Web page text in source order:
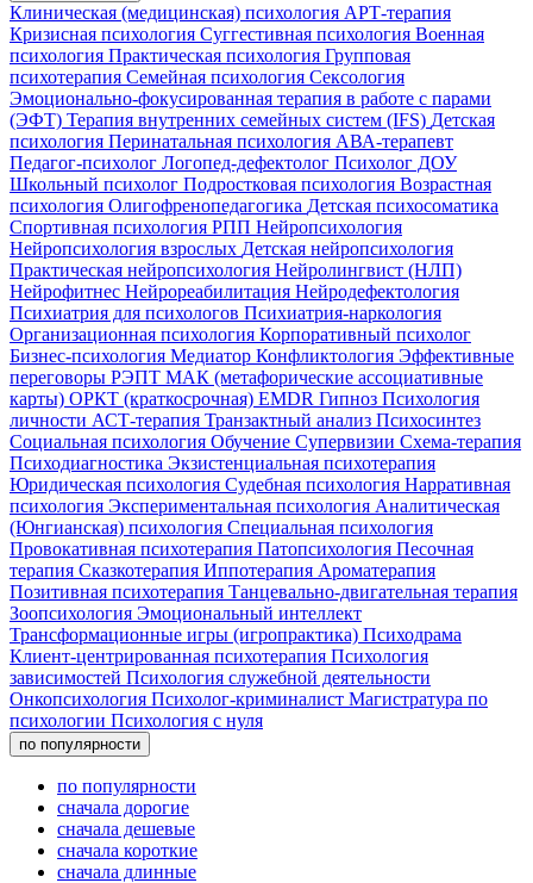
Клиническая (медицинская) психология АРТ-терапия
Кризисная психология Суггестивная психология Военная
психология Практическая психология Групповая
психотерапия Семейная психология Сексология
Эмоционально-фокусированная терапия в работе с парами
(ЭФТ) Терапия внутренних семейных систем (IFS) Детская
психология Перинатальная психология АВА-терапевт
Педагог-психолог Логопед-дефектолог Психолог ДОУ
Школьный психолог Подростковая психология Возрастная
психология Олигофренопедагогика Детская психосоматика
Спортивная психология РПП Нейропсихология
Нейропсихология взрослых Детская нейропсихология
Практическая нейропсихология Нейролингвист (НЛП)
Нейрофитнес Нейрореабилитация Нейродефектология
Психиатрия для психологов Психиатрия-наркология
Организационная психология Корпоративный психолог
Бизнес-психология Медиатор Конфликтология Эффективные
переговоры РЭПТ МАК (метафорические ассоциативные
карты) ОРКТ (краткосрочная) EMDR Гипноз Психология
личности АСТ-терапия Транзактный анализ Психосинтез
Социальная психология Обучение Супервизии Схема-терапия
Психодиагностика Экзистенциальная психотерапия
Юридическая психология Судебная психология Нарративная
психология Экспериментальная психология Аналитическая
(Юнгианская) психология Специальная психология
Провокативная психотерапия Патопсихология Песочная
терапия Сказкотерапия Иппотерапия Ароматерапия
Позитивная психотерапия Танцевально-двигательная терапия
Зоопсихология Эмоциональный интеллект
Трансформационные игры (игропрактика) Психодрама
Клиент-центрированная психотерапия Психология
зависимостей Психология служебной деятельности
Онкопсихология Психолог-криминалист Магистратура по
психологии Психология с нуля
по популярности
по популярности
сначала дорогие
сначала дешевые
сначала короткие
сначала длинные